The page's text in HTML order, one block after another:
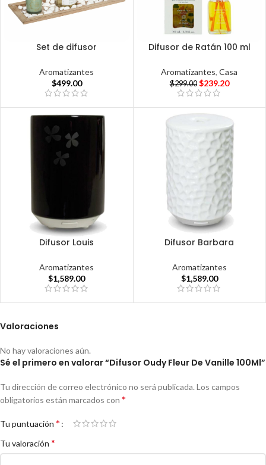
Set de difusor
Aromatizantes
$499.00
Difusor de Ratán 100 ml
Aromatizantes,Casa
$299.00 $239.20
Difusor Louis
Aromatizantes
$1,589.00
Difusor Barbara
Aromatizantes
$1,589.00
Valoraciones
No hay valoraciones aún.
Sé el primero en valorar “Difusor Oudy Fleur De Vanille 100Ml”
Tu dirección de correo electrónico no será publicada. Los campos
obligatorios están marcados con *
Tu puntuación *
Tu valoración *